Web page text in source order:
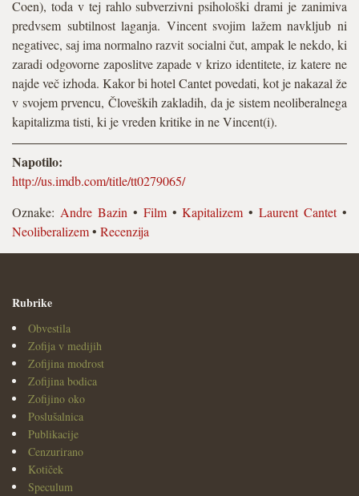
Coen), toda v tej rahlo subverzivni psihološki drami je zanimiva
predvsem subtilnost laganja. Vincent svojim lažem navkljub ni
negativec, saj ima normalno razvit socialni čut, ampak le nekdo, ki
zaradi odgovorne zaposlitve zapade v krizo identitete, iz katere ne
najde več izhoda. Kakor bi hotel Cantet povedati, kot je nakazal že
v svojem prvencu, Človeških zakladih, da je sistem neoliberalnega
kapitalizma tisti, ki je vreden kritike in ne Vincent(i).
Napotilo:
http://us.imdb.com/title/tt0279065/
Oznake: Andre Bazin • Film•Kapitalizem •Laurent Cantet•
Neoliberalizem• Recenzija
Rubrike
Obvestila
Zofija v medijih
Zofijina modrost
Zofijina bodica
Zofijino oko
Poslušalnica
Publikacije
Cenzurirano
Kotiček
Speculum